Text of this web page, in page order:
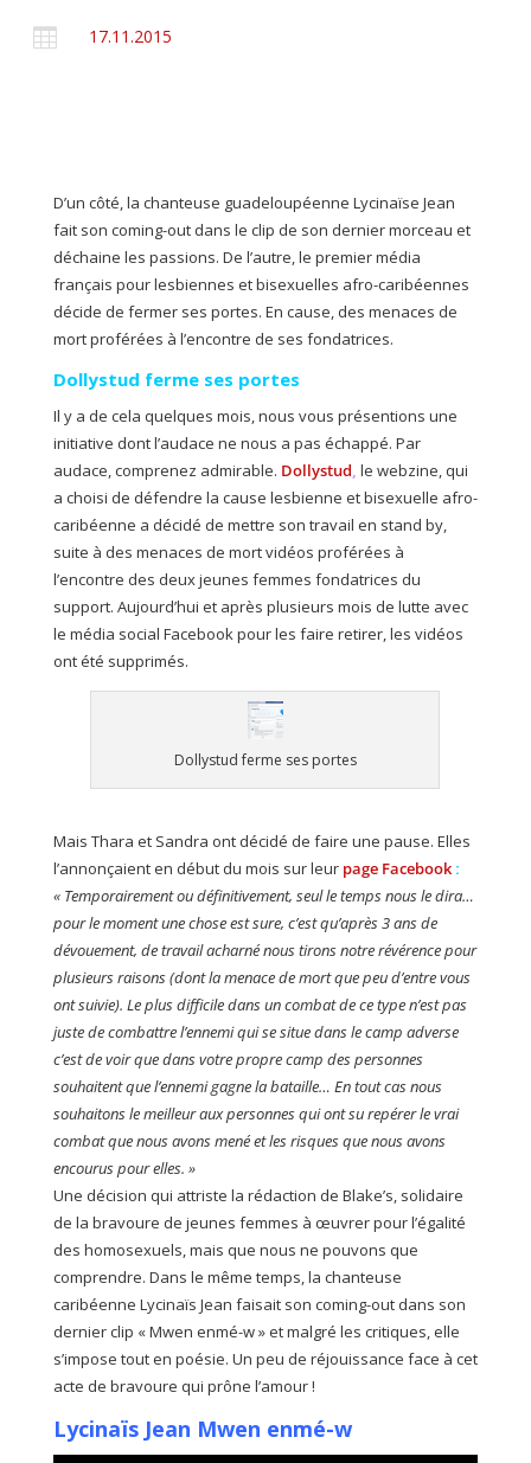
 17.11.2015
D’un côté, la chanteuse guadeloupéenne Lycinaïse Jean
fait son coming-out dans le clip de son dernier morceau et
déchaine les passions. De l’autre, le premier média
français pour lesbiennes et bisexuelles afro-caribéennes
décide de fermer ses portes. En cause, des menaces de
mort proférées à l’encontre de ses fondatrices.
Dollystud ferme ses portes
Il y a de cela quelques mois, nous vous présentions une
initiative dont l’audace ne nous a pas échappé. Par
audace, comprenez admirable. Dollystud, le webzine, qui
a choisi de défendre la cause lesbienne et bisexuelle afro-
caribéenne a décidé de mettre son travail en stand by,
suite à des menaces de mort vidéos proférées à
l’encontre des deux jeunes femmes fondatrices du
support. Aujourd’hui et après plusieurs mois de lutte avec
le média social Facebook pour les faire retirer, les vidéos
ont été supprimés.
Dollystud ferme ses portes
Mais Thara et Sandra ont décidé de faire une pause. Elles
l’annonçaient en début du mois sur leur page Facebook:
« Temporairement ou définitivement, seul le temps nous le dira…
pour le moment une chose est sure, c’est qu’après 3 ans de
dévouement, de travail acharné nous tirons notre révérence pour
plusieurs raisons (dont la menace de mort que peu d’entre vous
ont suivie). Le plus difficile dans un combat de ce type n’est pas
juste de combattre l’ennemi qui se situe dans le camp adverse
c’est de voir que dans votre propre camp des personnes
souhaitent que l’ennemi gagne la bataille… En tout cas nous
souhaitons le meilleur aux personnes qui ont su repérer le vrai
combat que nous avons mené et les risques que nous avons
encourus pour elles. »
Une décision qui attriste la rédaction de Blake’s, solidaire
de la bravoure de jeunes femmes à œuvrer pour l’égalité
des homosexuels, mais que nous ne pouvons que
comprendre. Dans le même temps, la chanteuse
caribéenne Lycinaïs Jean faisait son coming-out dans son
dernier clip « Mwen enmé-w » et malgré les critiques, elle
s’impose tout en poésie. Un peu de réjouissance face à cet
acte de bravoure qui prône l’amour !
Lycinaïs Jean Mwen enmé-w